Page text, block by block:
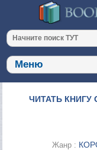
ЧИТАТЬ
Жанр :